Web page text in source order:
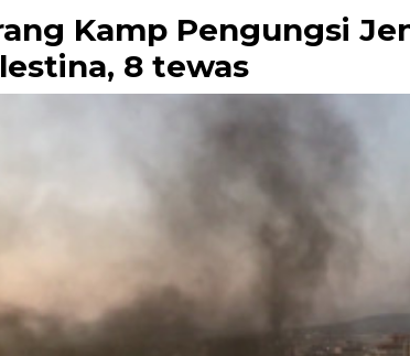
Kamp Pengungsi
8 tewas